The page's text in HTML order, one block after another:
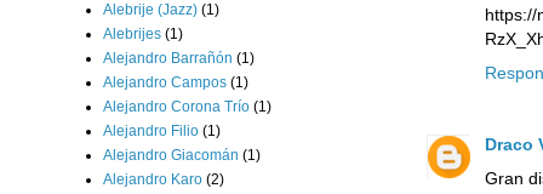
https://
Draco
Gran
Alebrije (Jazz) (1)
Alebrijes (1)
Alejandro Barrañón (1)
Alejandro Campos (1)
Alejandro Corona Trío (1)
Alejandro Filio (1)
Alejandro Giacomán (1)
Alejandro Karo (2)